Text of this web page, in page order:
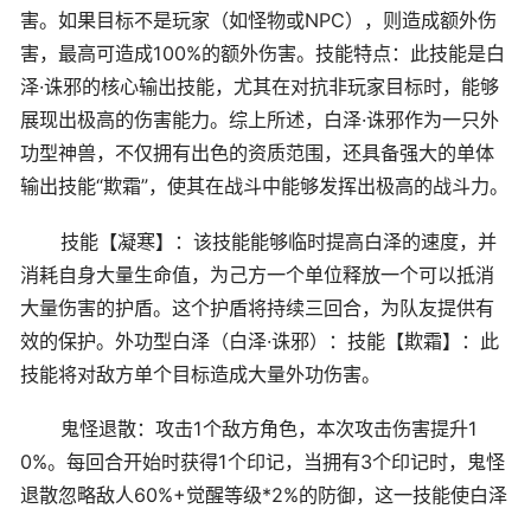
害。如果目标不是玩家（如怪物或NPC），则造成额外伤
害，最高可造成100%的额外伤害。技能特点：此技能是白
泽·诛邪的核心输出技能，尤其在对抗非玩家目标时，能够
展现出极高的伤害能力。综上所述，白泽·诛邪作为一只外
功型神兽，不仅拥有出色的资质范围，还具备强大的单体
输出技能“欺霜”，使其在战斗中能够发挥出极高的战斗力。
技能【凝寒】：该技能能够临时提高白泽的速度，并
消耗自身大量生命值，为己方一个单位释放一个可以抵消
大量伤害的护盾。这个护盾将持续三回合，为队友提供有
效的保护。外功型白泽（白泽·诛邪）：技能【欺霜】：此
技能将对敌方单个目标造成大量外功伤害。
鬼怪退散：攻击1个敌方角色，本次攻击伤害提升1
0%。每回合开始时获得1个印记，当拥有3个印记时，鬼怪
退散忽略敌人60%+觉醒等级*2%的防御，这一技能使白泽